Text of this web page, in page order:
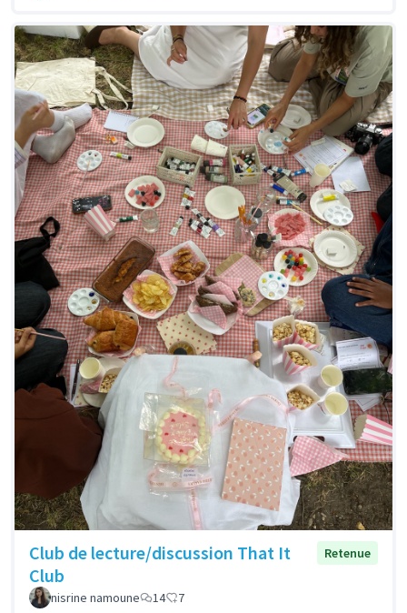
Club de lecture/discussion That It
Club
Retenue
nisrine namoune 14 7